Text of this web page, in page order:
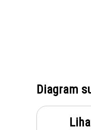
Diagram